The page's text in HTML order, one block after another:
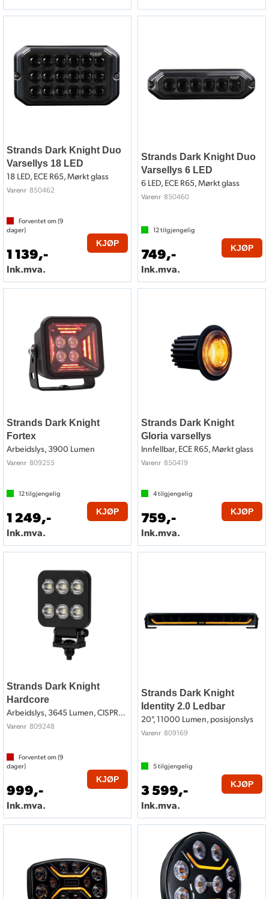
Strands Dark Knight Duo
Varsellys 18 LED
18 LED, ECE R65, Mørkt glass
Varenr 850462
Forventet om (9
dager)
1 139,-
Ink.mva.
KJØP
Strands Dark Knight Duo
Varsellys 6 LED
6 LED, ECE R65, Mørkt glass
Varenr 850460
12tilgjengelig
749,-
Ink.mva.
KJØP
Strands Dark Knight
Fortex
Arbeidslys, 3900 Lumen
Varenr 809255
12tilgjengelig
1 249,-
Ink.mva.
KJØP
Strands Dark Knight
Gloria varsellys
Innfellbar, ECE R65, Mørkt glass
Varenr 850419
4tilgjengelig
759,-
Ink.mva.
KJØP
Strands Dark Knight
Hardcore
Arbeidslys, 3645 Lumen, CISPR25 klasse 3
Varenr 809248
Forventet om (9
dager)
999,-
Ink.mva.
KJØP
Strands Dark Knight
Identity 2.0 Ledbar
20", 11000 Lumen, posisjonslys
Varenr 809169
5tilgjengelig
3 599,-
Ink.mva.
KJØP